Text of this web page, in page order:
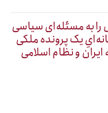
به مسئله‌ای سیاسی
یک پرونده ملکی
و نظام اسلامی